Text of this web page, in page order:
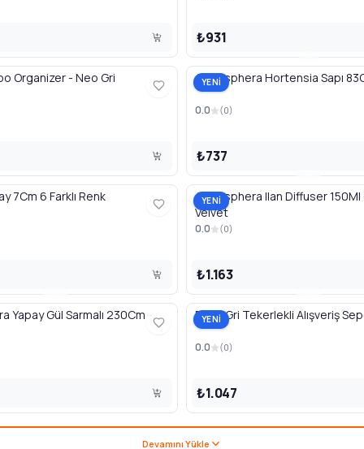
₺931
Organizer - Neo Gri YENİ
Atmosphera Hortensia Sapı
0.0 (0)
₺737
7Cm 6 Farklı Renk YENİ
Atmosphera Ilan Diffuser 150Ml
Velvet
0.0 (0)
₺1.163
Yapay Gül Sarmalı 230Cm -
YENİ
5Five Gri Tekerlekli Alışveriş
0.0 (0)
₺1.047
Devamını Yükle